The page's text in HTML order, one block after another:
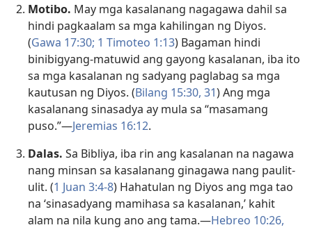
Motibo. May mga kasalanang nagagawa dahil sa
hindi pagkaalam sa mga kahilingan ng Diyos.
(Gawa 17:30; 1 Timoteo 1:13) Bagaman hindi
binibigyang-matuwid ang gayong kasalanan, iba ito
sa mga kasalanan ng sadyang paglabag sa mga
kautusan ng Diyos. (Bilang 15:30, 31) Ang mga
kasalanang sinasadya ay mula sa “masamang
puso.”—Jeremias 16:12.
Dalas. Sa Bibliya, iba rin ang kasalanan na nagawa
nang minsan sa kasalanang ginagawa nang paulit-
ulit. (1 Juan 3:4-8) Hahatulan ng Diyos ang mga tao
na ‘sinasadyang mamihasa sa kasalanan,’ kahit
alam na nila kung ano ang tama.—Hebreo 10:26,